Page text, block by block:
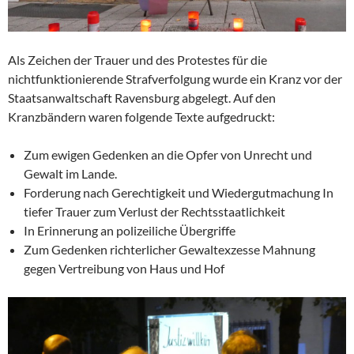
Als Zeichen der Trauer und des Protestes für die
nichtfunktionierende Strafverfolgung wurde ein Kranz vor der
Staatsanwaltschaft Ravensburg abgelegt. Auf den
Kranzbändern waren folgende Texte aufgedruckt:
Zum ewigen Gedenken an die Opfer von Unrecht und
Gewalt im Lande.
Forderung nach Gerechtigkeit und Wiedergutmachung In
tiefer Trauer zum Verlust der Rechtsstaatlichkeit
In Erinnerung an polizeiliche Übergriffe
Zum Gedenken richterlicher Gewaltexzesse Mahnung
gegen Vertreibung von Haus und Hof